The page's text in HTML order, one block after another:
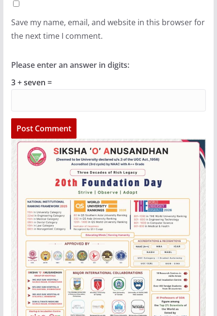
Save my name, email, and website in this browser for
the next time I comment.
Please enter an answer in digits:
3 + seven =